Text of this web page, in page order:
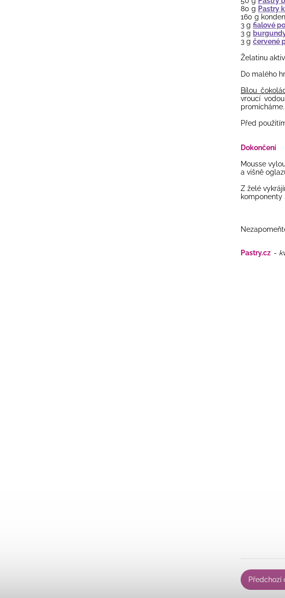
80 g Pastry
160 g
3 g fialové
3 g
3 g červené
Želatinu
Do malého
Bílou
vroucí
promícháme.
Před
Dokončení
Mousse
a višně
Z želé
komponenty
Pastry.cz -
Předchozí